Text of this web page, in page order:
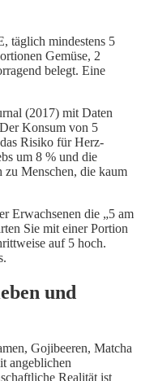
täglich mindestens 5
Gemüse, 2
belegt. Eine
(2017) mit Daten
Konsum von 5
Risiko für Herz-
um 8 % und die
zu Menschen, die kaum
Erwachsenen die „5 am
Sie mit einer Portion
auf 5 hoch.
und
Gojibeeren, Matcha
angeblichen
Realität ist